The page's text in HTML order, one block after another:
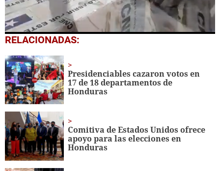
0
seconds
30
seconds
RELACIONADAS:
Presidenciables cazaron votos en
17 de 18 departamentos de
Honduras
Comitiva de Estados Unidos ofrece
apoyo para las elecciones en
Honduras